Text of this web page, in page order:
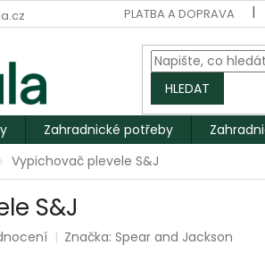
PLATBA A DOPRAVA
HLEDAT
Zahradnické potřeby
Vypichovač plevele S&J
S&J
Značka:Spear and Jackson